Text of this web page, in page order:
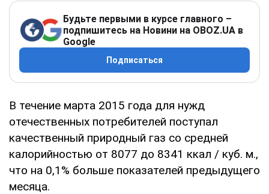
Будьте первыми в курсе главного –
подпишитесь на Новини на OBOZ.UA в
Google
Подписаться
В течение марта 2015 года для нужд
отечественных потребителей поступал
качественный природный газ со средней
калорийностью от 8077 до 8341 ккал / куб. м.,
что на 0,1% больше показателей предыдущего
месяца.